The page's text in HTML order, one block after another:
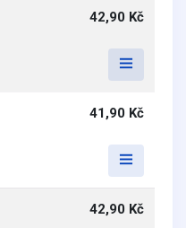
42,90 Kč
41,90 Kč
42,90 Kč